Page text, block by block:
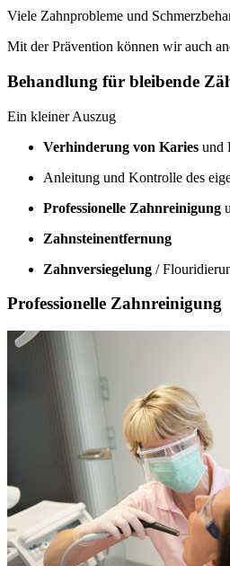
Viele Zahnprobleme und
Mit der Prävention können wir auch
Behandlung für bleibende
Ein kleiner Auszug
Verhinderung von Karies und
Anleitung und Kontrolle des
Professionelle Zahnreinigung
Zahnsteinentfernung
Zahnversiegelung /
Professionelle Zahnreinigung